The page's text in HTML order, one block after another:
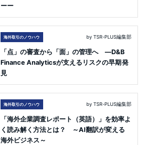
ーー
海外取引のノウハウ
「点」の審査から「面」の管理へ ―D&B
Finance Analyticsが支えるリスクの早期発
見
by TSR-PLUS編集部
海外取引のノウハウ
「海外企業調査レポート（英語）」を効率よ
く読み解く方法とは？ ～AI翻訳が変える
海外ビジネス～
by TSR-PLUS編集部